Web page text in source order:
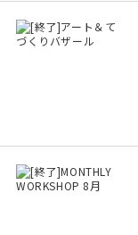
読みもの
イベント・ワークシ